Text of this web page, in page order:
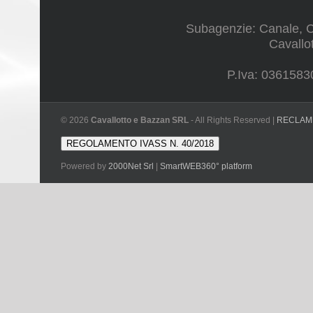
Subagenzie: Canale,
P.Iva:
© 2026 Cavallotto e Bazzan SRL - All Rights Reserved | RECLAMI
REGOLAMENTO IVASS N. 40/2018
Powered by 2000Net Srl SmartWEB360° platform